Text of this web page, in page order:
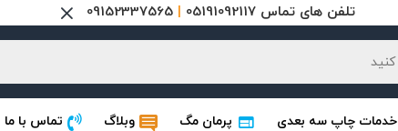
تلفن های تماس 05191092117 09152337565
خدمات چاپ سه بعدی پرمان مگ وبلاگ تماس با ما